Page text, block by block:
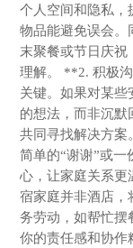
个人空间和隐私，
物品能避免误会。
末聚餐或节日庆祝
理解。 **2. 积极
关键。如果对某些
的想法，而非沉默
共同寻找解决方
简单的“谢谢”或一
心，让家庭关系
宿家庭并非酒店，
务劳动，如帮忙摆
你的责任感和协作